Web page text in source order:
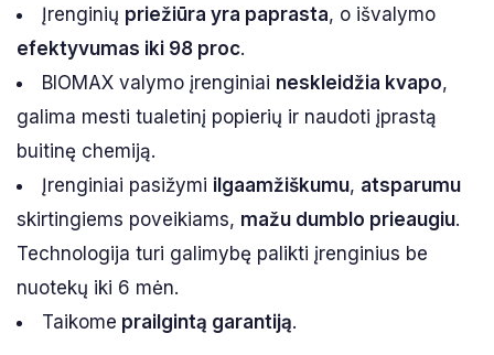
Įrenginių priežiūra yra paprasta, o išvalymo
efektyvumas iki 98 proc.
BIOMAX valymo įrenginiai neskleidžia kvapo,
galima mesti tualetinį popierių ir naudoti įprastą
buitinę chemiją.
Įrenginiai pasižymi ilgaamžiškumu, atsparumu
skirtingiems poveikiams, mažu dumblo prieaugiu.
Technologija turi galimybę palikti įrenginius be
nuotekų iki 6 mėn.
Taikome prailgintą garantiją.